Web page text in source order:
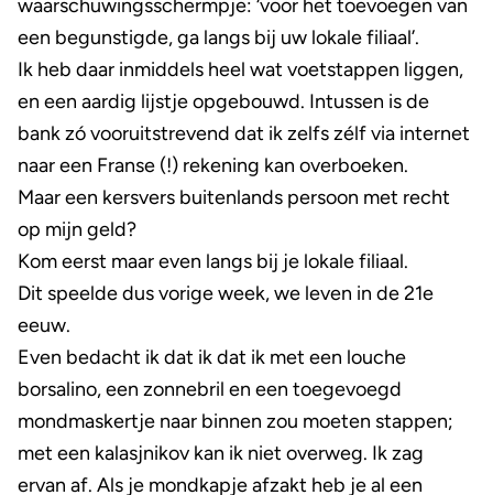
waarschuwingsschermpje: ‘voor het toevoegen van
een begunstigde, ga langs bij uw lokale filiaal’.
Ik heb daar inmiddels heel wat voetstappen liggen,
en een aardig lijstje opgebouwd. Intussen is de
bank zó vooruitstrevend dat ik zelfs zélf via internet
naar een Franse (!) rekening kan overboeken.
Maar een kersvers buitenlands persoon met recht
op mijn geld?
Kom eerst maar even langs bij je lokale filiaal.
Dit speelde dus vorige week, we leven in de 21e
eeuw.
Even bedacht ik dat ik dat ik met een louche
borsalino, een zonnebril en een toegevoegd
mondmaskertje naar binnen zou moeten stappen;
met een kalasjnikov kan ik niet overweg. Ik zag
ervan af. Als je mondkapje afzakt heb je al een